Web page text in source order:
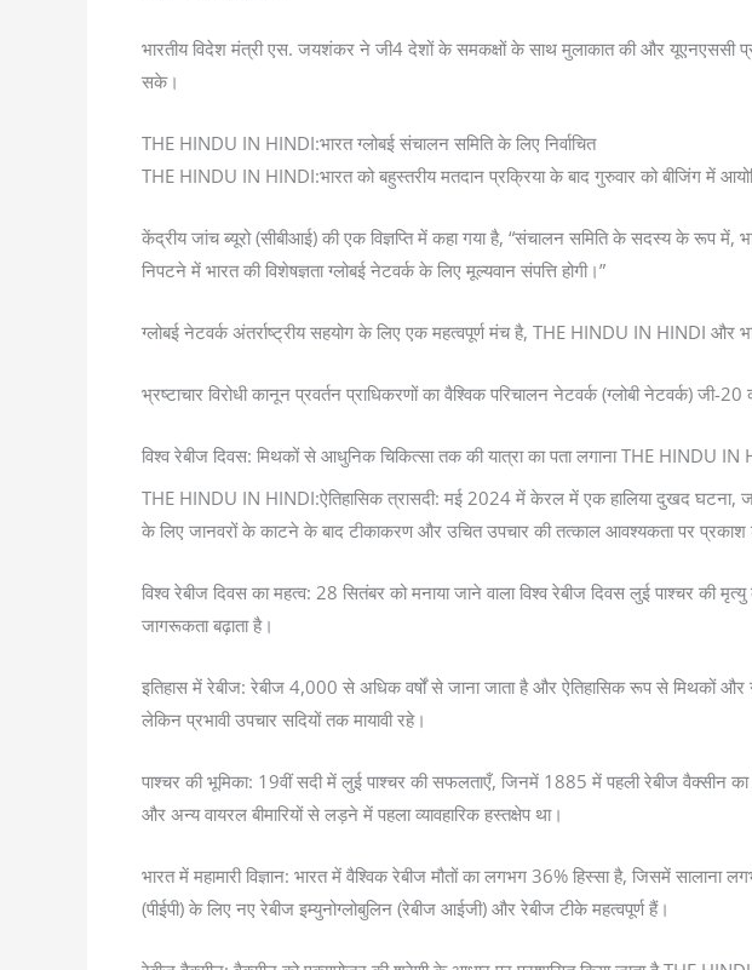
भारतीय विदेश मंत्री एस. जयशंकर ने जी4 देशों के समकक्षों के साथ मुलाकात की और यूएनएससी
सके।
THE HINDU IN HINDI:भारत ग्लोबई संचालन समिति के लिए निर्वाचित
THE HINDU IN HINDI:भारत को बहुस्तरीय मतदान प्रक्रिया के बाद गुरुवार को बीजिंग में
केंद्रीय जांच ब्यूरो (सीबीआई) की एक विज्ञप्ति में कहा गया है, “संचालन समिति के सदस्य के रूप में,
निपटने में भारत की विशेषज्ञता ग्लोबई नेटवर्क के लिए मूल्यवान संपत्ति होगी।”
ग्लोबई नेटवर्क अंतर्राष्ट्रीय सहयोग के लिए एक महत्वपूर्ण मंच है, THE HINDU IN HINDI और
भ्रष्टाचार विरोधी कानून प्रवर्तन प्राधिकरणों का वैश्विक परिचालन नेटवर्क (ग्लोबी नेटवर्क) जी-
विश्व रेबीज दिवस: मिथकों से आधुनिक चिकित्सा तक की यात्रा का पता लगाना THE HINDU IN
THE HINDU IN HINDI:ऐतिहासिक त्रासदी: मई 2024 में केरल में एक हालिया दुखद घटना,
के लिए जानवरों के काटने के बाद टीकाकरण और उचित उपचार की तत्काल आवश्यकता पर प्रकाश
विश्व रेबीज दिवस का महत्व: 28 सितंबर को मनाया जाने वाला विश्व रेबीज दिवस लुई पाश्चर की
जागरूकता बढ़ाता है।
इतिहास में रेबीज: रेबीज 4,000 से अधिक वर्षों से जाना जाता है और ऐतिहासिक रूप से मिथकों
लेकिन प्रभावी उपचार सदियों तक मायावी रहे।
पाश्चर की भूमिका: 19वीं सदी में लुई पाश्चर की सफलताएँ, जिनमें 1885 में पहली रेबीज वैक्सीन
और अन्य वायरल बीमारियों से लड़ने में पहला व्यावहारिक हस्तक्षेप था।
भारत में महामारी विज्ञान: भारत में वैश्विक रेबीज मौतों का लगभग 36% हिस्सा है, जिसमें
(पीईपी) के लिए नए रेबीज इम्युनोग्लोबुलिन (रेबीज आईजी) और रेबीज टीके महत्वपूर्ण हैं।